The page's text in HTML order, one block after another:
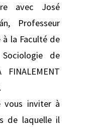
avec José
Professeur
la Faculté de
de
vous inviter à
de laquelle il